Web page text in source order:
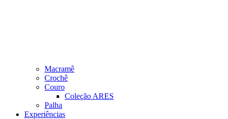
Macramê
Crochê
Couro
Coleção ARES
Palha
Experiências